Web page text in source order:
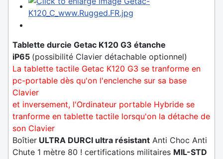
Tablette durcie Getac K120 G3 étanche
iP65 (possibilité Clavier détachable optionnel)
La tablette tactile Getac K120 G3 se tranforme en
pc-portable dès qu'on l'enclenche sur sa base
Clavier
et inversement, l'Ordinateur portable Hybride se
tranforme en tablette tactile lorsqu'on la détache de
son Clavier
Boîtier ULTRA DURCI ultra résistant Anti Choc Anti
Chute 1 mètre 80 ! certifications militaires MIL-STD